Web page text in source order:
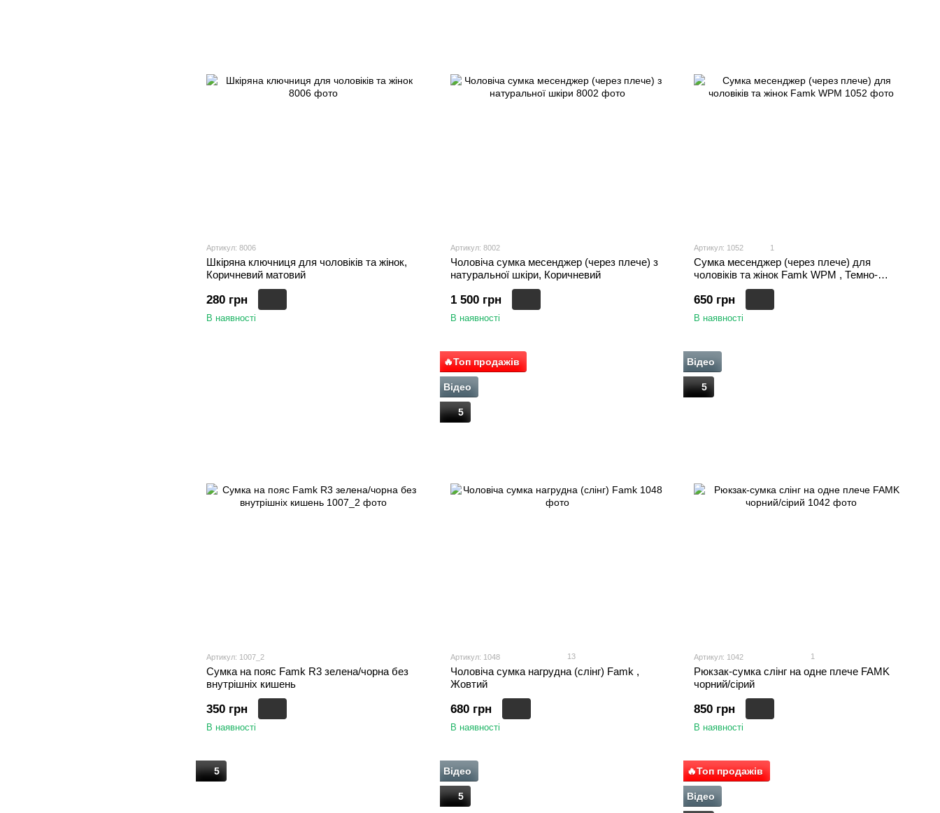
Артикул: 8006
Шкіряна ключниця для чоловіків та жінок,
Коричневий матовий
280 грн
В наявності
Артикул: 8002
Чоловіча сумка месенджер (через плече) з
натуральної шкіри, Коричневий
1 500 грн
В наявності
Артикул: 1052 1
Сумка месенджер (через плече) для
чоловіків та жінок Famk WPM , Темно-
650 грн
В наявності
Артикул: 1007_2
Сумка на пояс Famk R3 зелена/чорна без
внутрішніх кишень
350 грн
В наявності
🔥Топ продажів
Відео
5
Артикул: 1048 13
Чоловіча сумка нагрудна (слінг) Famk ,
Жовтий
680 грн
В наявності
Відео
5
Артикул: 1042 1
Рюкзак-сумка слінг на одне плече FAMK
чорний/сірий
850 грн
В наявності
5 Відео
5
🔥Топ продажів
Відео